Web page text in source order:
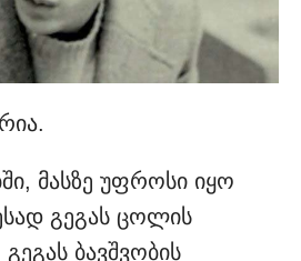
მასზე უფროსი იყო
გეგას ცოლის
ბავშვობის